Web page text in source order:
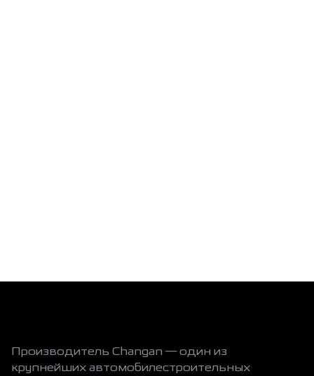
Производитель Changan — один из
крупнейших автомобилестроительных